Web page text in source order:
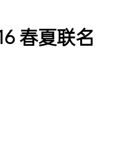
春夏联名